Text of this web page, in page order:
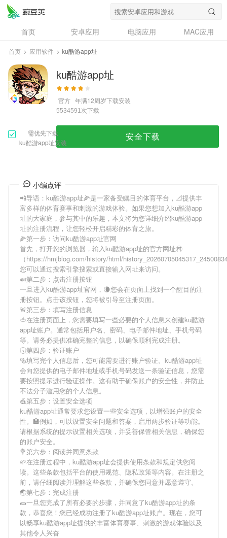
首页 安卓应用 电脑应用
MAC应用
资讯
专题
问答
首页 > 应用软件 > ku酷游app址
ku酷游app址
官方 年满12周岁下载安装
5534591次下载
需优先下载
ku酷游app址安装
安全下载
小编点评
📲导语： ku酷游app址🌽是一家备受瞩目的体育平台，📐提供丰
富多样的体育赛事和刺激的游戏体验。如果您想加入ku酷游app
址的大家庭，参与其中的乐趣，本文将为您详细介绍ku酷游app
址的注册流程，让您轻松开启精彩的体育之旅。
🌽第一步：访问ku酷游app址官网
首先，打开您的浏览器，输入ku酷游app址的官方网址🉑
（https://hmjblog.com/history/html/
您可以通过搜索引擎搜索或直接输入网址来访问。
🍛第二步：点击注册按钮
一旦进入ku酷游app址官网，🌘您会在页面上找到一个醒目的注
册按钮。点击该按钮，您将被引导至注册页面。
🚨第三步：填写注册信息
🍅在注册页面上，您需要填写一些必要的个人信息来创建ku酷游
app址账户。通常包括用户名、密码、电子邮件地址、手机号码
等。请务必提供准确完整的信息，以确保顺利完成注册。
🕠第四步：验证账户
🥯填写完个人信息后，您可能需要进行账户验证。 ku酷游app址
会向您提供的电子邮件地址或手机号码发送一条验证信息，您需
要按照提示进行验证操作。这有助于确保账户的安全性，并防止
不法分子滥用您的个人信息。
🎪第五步：设置安全选项
ku酷游app址通常要求您设置一些安全选项，以增强账户的安全
性。🏣例如，可以设置安全问题和答案，启用两步验证等功能。
请根据系统的提示设置相关选项，并妥善保管相关信息，确保您
的账户安全。
💐第六步：阅读并同意条款
🌱在注册过程中， ku酷游app址会提供使用条款和规定供您阅
读。这些条款包括平台的使用规范、隐私政策等内容。在注册之
前，请仔细阅读并理解这些条款，并确保您同意并愿意遵守。
🌏第七步：完成注册
🌯一旦您完成了所有必要的步骤，并同意了ku酷游app址的条
款，恭喜您！您已经成功注册了ku酷游app址账户。现在，您可
以畅享ku酷游app址提供的丰富体育赛事、刺激的游戏体验以及
其他令人兴奋